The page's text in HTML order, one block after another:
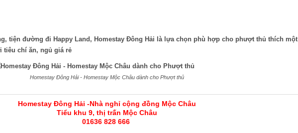
tiện đường đi Happy Land, Homestay Đông Hải là lựa chọn phù hợp cho phượt thủ thích một
tiêu chí ăn, ngủ giá rẻ
Homestay Đông Hải - Homestay Mộc Châu dành cho Phượt thủ
Homestay Đông Hải -Nhà nghỉ cộng đồng Mộc Châu
Tiểu khu 9, thị trấn Mộc Châu
01636 828 666